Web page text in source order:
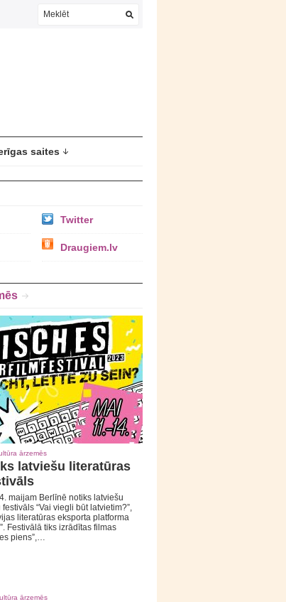
saites
Twitter
Draugiem.lv
ārzemēs
latviešu literatūras
maijam Berlīnē notiks latviešu
“Vai viegli būt latvietim?”,
literatūras eksporta platforma
Festivālā tiks izrādītas filmas
piens”,…
ārzemēs